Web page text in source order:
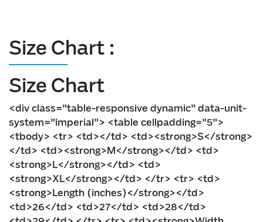
Size Chart :
Size Chart
<div class="table-responsive dynamic" data-unit-
system="imperial"> <table cellpadding="5">
<tbody> <tr> <td></td> <td><strong>S</strong>
</td> <td><strong>M</strong></td> <td>
<strong>L</strong></td> <td>
<strong>XL</strong></td> </tr> <tr> <td>
<strong>Length (inches)</strong></td>
<td>26</td> <td>27</td> <td>28</td>